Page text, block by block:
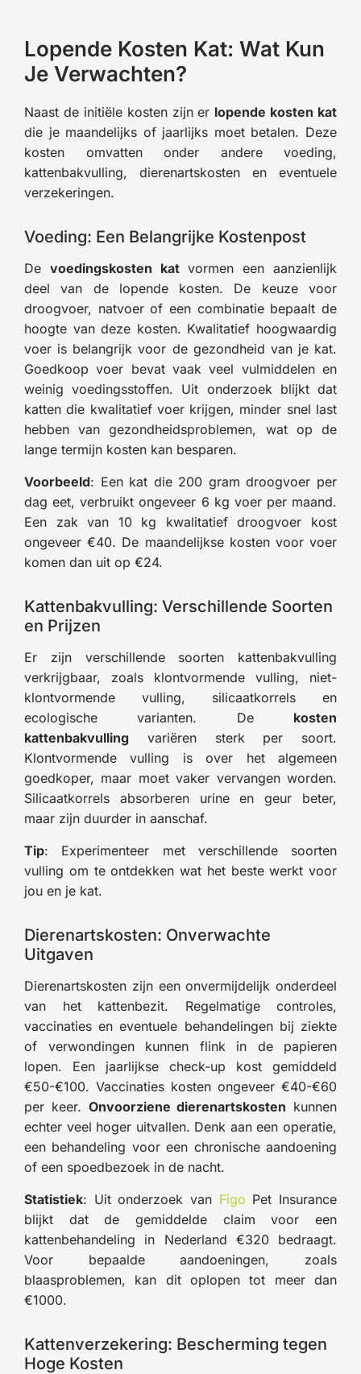
Lopende Kosten Kat: Wat Kun
Je Verwachten?
Naast de initiële kosten zijn er lopende kosten kat
die je maandelijks of jaarlijks moet betalen. Deze
kosten omvatten onder andere voeding,
kattenbakvulling, dierenartskosten en eventuele
verzekeringen.
Voeding: Een Belangrijke Kostenpost
De voedingskosten katvormen een aanzienlijk
deel van de lopende kosten. De keuze voor
droogvoer, natvoer of een combinatie bepaalt de
hoogte van deze kosten. Kwalitatief hoogwaardig
voer is belangrijk voor de gezondheid van je kat.
Goedkoop voer bevat vaak veel vulmiddelen en
weinig voedingsstoffen. Uit onderzoek blijkt dat
katten die kwalitatief voer krijgen, minder snel last
hebben van gezondheidsproblemen, wat op de
lange termijn kosten kan besparen.
Voorbeeld: Een kat die 200 gram droogvoer per
dag eet, verbruikt ongeveer 6 kg voer per maand.
Een zak van 10 kg kwalitatief droogvoer kost
ongeveer €40. De maandelijkse kosten voor voer
komen dan uit op €24.
Kattenbakvulling: Verschillende Soorten
en Prijzen
Er zijn verschillende soorten kattenbakvulling
verkrijgbaar, zoals klontvormende vulling, niet-
klontvormende vulling, silicaatkorrels en
ecologische varianten. De kosten
kattenbakvulling variëren sterk per soort.
Klontvormende vulling is over het algemeen
goedkoper, maar moet vaker vervangen worden.
Silicaatkorrels absorberen urine en geur beter,
maar zijn duurder in aanschaf.
Tip: Experimenteer met verschillende soorten
vulling om te ontdekken wat het beste werkt voor
jou en je kat.
Dierenartskosten: Onverwachte
Uitgaven
Dierenartskosten zijn een onvermijdelijk onderdeel
van het kattenbezit. Regelmatige controles,
vaccinaties en eventuele behandelingen bij ziekte
of verwondingen kunnen flink in de papieren
lopen. Een jaarlijkse check-up kost gemiddeld
€50-€100. Vaccinaties kosten ongeveer €40-€60
per keer. Onvoorziene dierenartskosten kunnen
echter veel hoger uitvallen. Denk aan een operatie,
een behandeling voor een chronische aandoening
of een spoedbezoek in de nacht.
Statistiek: Uit onderzoek van Figo Pet Insurance
blijkt dat de gemiddelde claim voor een
kattenbehandeling in Nederland €320 bedraagt.
Voor bepaalde aandoeningen, zoals
blaasproblemen, kan dit oplopen tot meer dan
€1000.
Kattenverzekering: Bescherming tegen
Hoge Kosten